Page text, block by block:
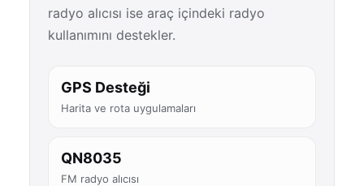
radyo alıcısı ise araç içindeki radyo
kullanımını destekler.
GPS Desteği
Harita ve rota uygulamaları
QN8035
FM radyo alıcısı